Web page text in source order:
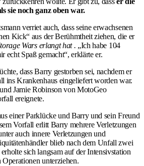
sie noch ganz oben war.
verriet auch, dass seine erwachsenen
Kick“ aus der Berühmtheit ziehen, die er
Wars erlangt hat . „Ich habe 104
echt Spaß gemacht“, erklärte er.
dass Barry gestorben sei, nachdem er
ins Krankenhaus eingeliefert worden war.
Jamie Robinson von MotoGeo
ereignete.
einer Parklücke und Barry und sein Freund
Vorfall erlitt Barry mehrere Verletzungen
auch innere Verletzungen und
blieb nach dem Unfall zwei
sich langsam auf der Intensivstation
Operationen unterziehen.